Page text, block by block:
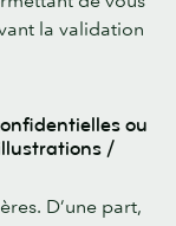
la validation
ou
/
D’une part,